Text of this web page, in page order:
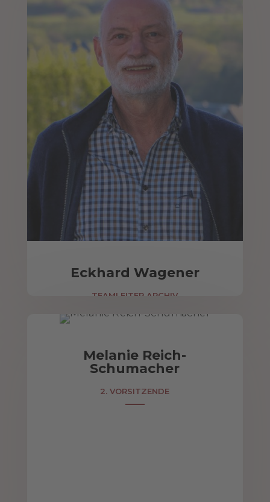
Eckhard Wagener
TEAMLEITER ARCHIV
Melanie Reich-
Schumacher
2. VORSITZENDE